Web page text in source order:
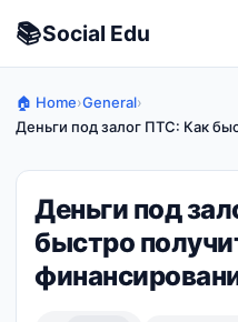
📚Social Edu
🏠 Home›General›
Деньги под залог ПТС: Как
Деньги под
быстро